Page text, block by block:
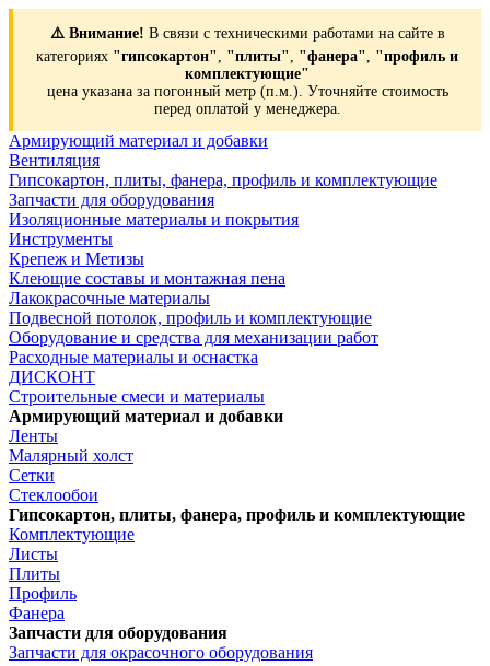
⚠️ Внимание! В связи с техническими работами на сайте в
категориях "гипсокартон", "плиты", "фанера", "профиль и
комплектующие"
цена указана за погонный метр (п.м.). Уточняйте стоимость
перед оплатой у менеджера.
Армирующий материал и добавки
Вентиляция
Гипсокартон, плиты, фанера, профиль и комплектующие
Запчасти для оборудования
Изоляционные материалы и покрытия
Инструменты
Крепеж и Метизы
Клеющие составы и монтажная пена
Лакокрасочные материалы
Подвесной потолок, профиль и комплектующие
Оборудование и средства для механизации работ
Расходные материалы и оснастка
ДИСКОНТ
Строительные смеси и материалы
Армирующий материал и добавки
Ленты
Малярный холст
Сетки
Стеклообои
Гипсокартон, плиты, фанера, профиль и комплектующие
Комплектующие
Листы
Плиты
Профиль
Фанера
Запчасти для оборудования
Запчасти для окрасочного оборудования